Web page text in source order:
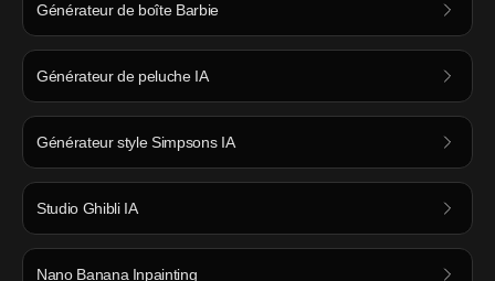
Générateur de boîte Barbie
Générateur de peluche IA
Générateur style Simpsons IA
Studio Ghibli IA
Nano Banana Inpainting